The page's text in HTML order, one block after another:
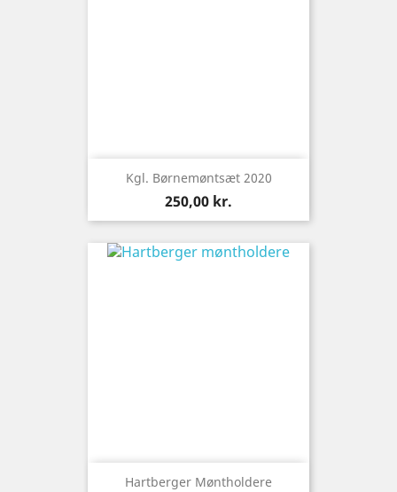
Kgl. Børnemøntsæt 2020
Pris
250,00 kr.
Hartberger Møntholdere